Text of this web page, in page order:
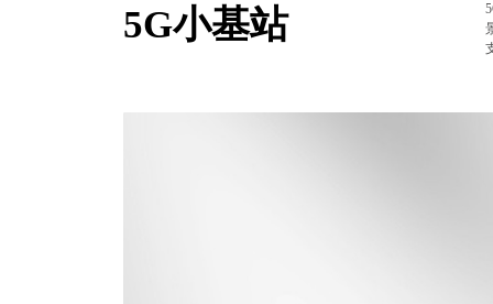
5G小基站